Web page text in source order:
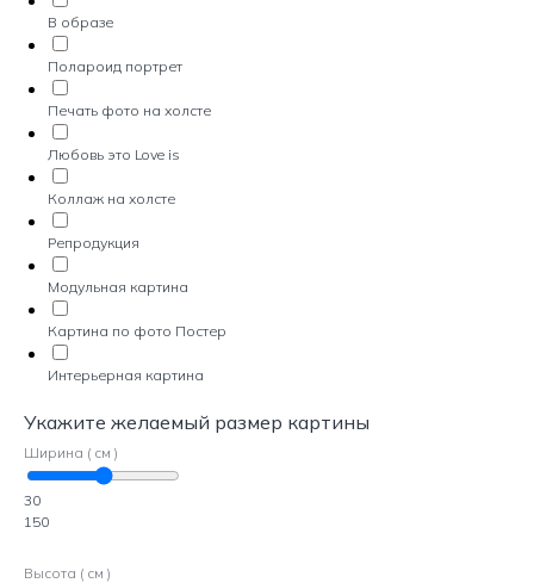
В образе
Полароид портрет
Печать фото на холсте
Любовь это Love is
Коллаж на холсте
Репродукция
Модульная картина
Картина по фото Постер
Интерьерная картина
Укажите желаемый размер картины
Ширина ( см )
30
150
Высота ( см )